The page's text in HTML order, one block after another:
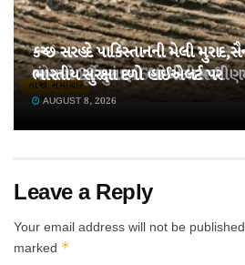
તહેવારો પૂર્વે ખાંડ 15% મોંઘી થઈ!
AUGUST 8, 2026
ચંબામાં 22 મુસાફરો ભરેલી બસ
AUGUST 8, 2026
તાજા સમાચાર
કચ્છ સરહદે પાકિસ્તાનની મેલી
ભારતીય સુરક્ષા દળો હાઈએલર્ટ પર
AUGUST 8, 2026
Leave a Reply
Your email address will not be
marked *